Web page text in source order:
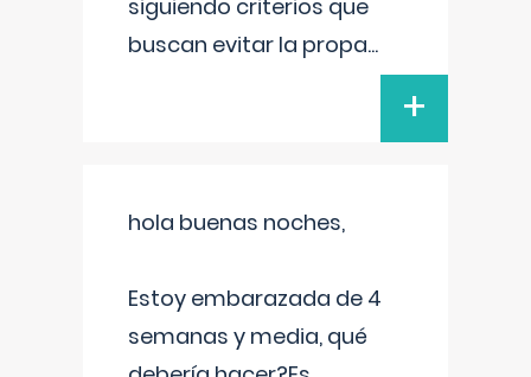
siguiendo criterios que
buscan evitar la propa...
+
hola buenas noches,
Estoy embarazada de 4
semanas y media, qué